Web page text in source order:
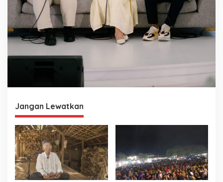
Jangan Lewatkan